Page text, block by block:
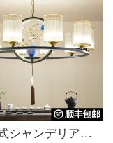
新中国式シャンデリアの創意的な個性があり、豪華なシャンデリア客間のシャンデリアが暖かい現代中国風の禅意クリスタルガラスの光LED本部屋の家庭用大気寝室のレストランの照明器具1頭-3色が光ります。